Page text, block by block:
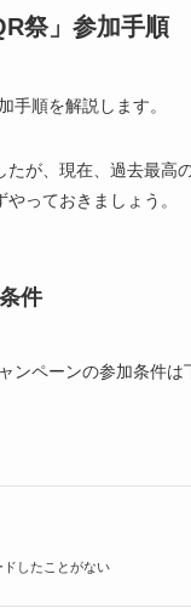
祭」参加手順
手順を解説します。
が、現在、過去最
っておきましょう。
件
ンペーンの参加条件は
したことがない